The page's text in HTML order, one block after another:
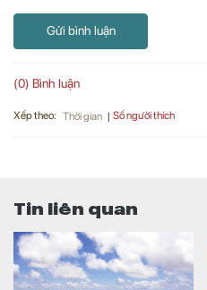
Gửi bình luận
(0) Bình luận
Xếp theo: Thời gian Số người thích
Tin liên quan